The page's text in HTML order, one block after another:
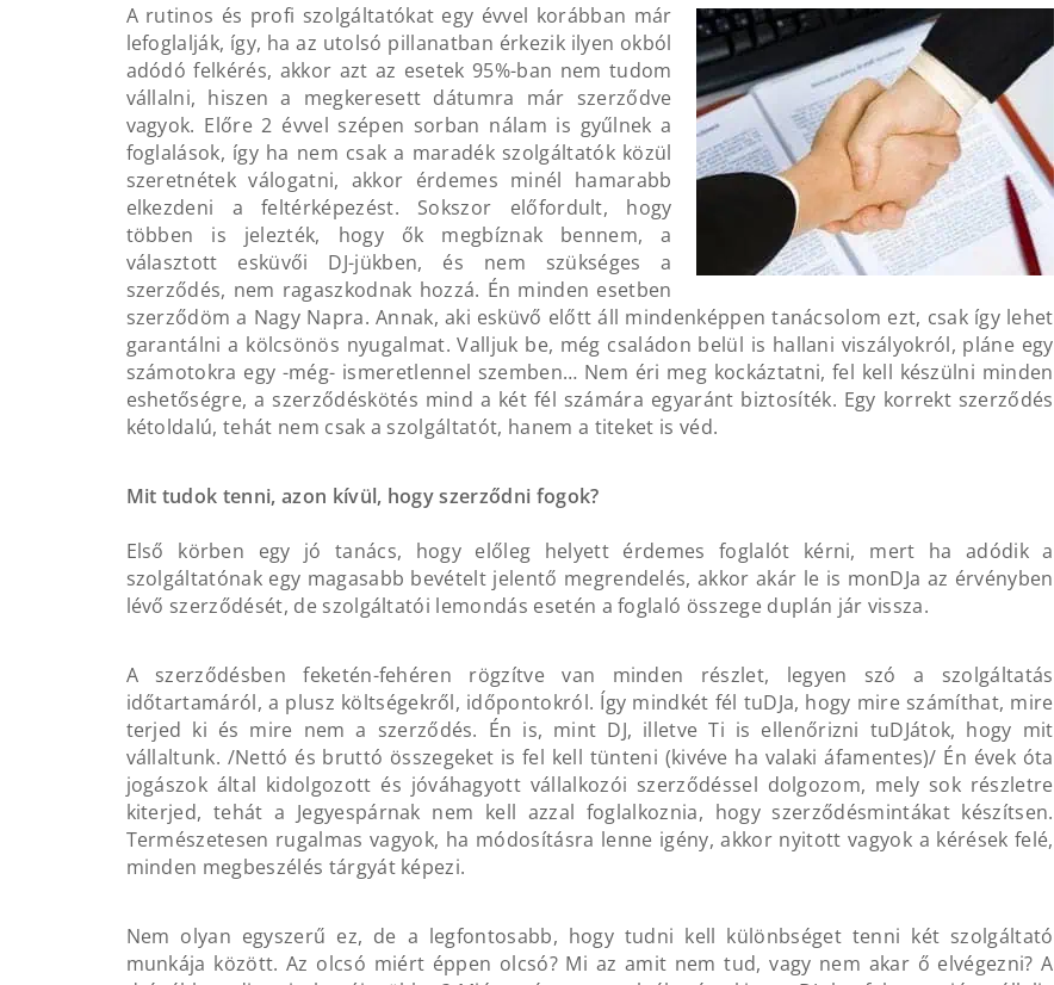
A rutinos és profi szolgáltatókat egy évvel korábban már
lefoglalják, így, ha az utolsó pillanatban érkezik ilyen okból
adódó felkérés, akkor azt az esetek 95%-ban nem tudom
vállalni, hiszen a megkeresett dátumra már szerződve
vagyok. Előre 2 évvel szépen sorban nálam is gyűlnek a
foglalások, így ha nem csak a maradék szolgáltatók közül
szeretnétek válogatni, akkor érdemes minél hamarabb
elkezdeni a feltérképezést. Sokszor előfordult, hogy
többen is jelezték, hogy ők megbíznak bennem, a
választott esküvői DJ-jükben, és nem szükséges a
szerződés, nem ragaszkodnak hozzá. Én minden esetben
szerződöm a Nagy Napra. Annak, aki esküvő előtt áll mindenképpen tanácsolom ezt, csak így lehet
garantálni a kölcsönös nyugalmat. Valljuk be, még családon belül is hallani viszályokról, pláne egy
számotokra egy -még- ismeretlennel szemben… Nem éri meg kockáztatni, fel kell készülni minden
eshetőségre, a szerződéskötés mind a két fél számára egyaránt biztosíték. Egy korrekt szerződés
kétoldalú, tehát nem csak a szolgáltatót, hanem a titeket is véd.
Mit tudok tenni, azon kívül, hogy szerződni fogok?
Első körben egy jó tanács, hogy előleg helyett érdemes foglalót kérni, mert ha adódik a
szolgáltatónak egy magasabb bevételt jelentő megrendelés, akkor akár le is monDJa az érvényben
lévő szerződését, de szolgáltatói lemondás esetén a foglaló összege duplán jár vissza.
A szerződésben feketén-fehéren rögzítve van minden részlet, legyen szó a szolgáltatás
időtartamáról, a plusz költségekről, időpontokról. Így mindkét fél tuDJa, hogy mire számíthat, mire
terjed ki és mire nem a szerződés. Én is, mint DJ, illetve Ti is ellenőrizni tuDJátok, hogy mit
vállaltunk. /Nettó és bruttó összegeket is fel kell tünteni (kivéve ha valaki áfamentes)/ Én évek óta
jogászok által kidolgozott és jóváhagyott vállalkozói szerződéssel dolgozom, mely sok részletre
kiterjed, tehát a Jegyespárnak nem kell azzal foglalkoznia, hogy szerződésmintákat készítsen.
Természetesen rugalmas vagyok, ha módosításra lenne igény, akkor nyitott vagyok a kérések felé,
minden megbeszélés tárgyát képezi.
Nem olyan egyszerű ez, de a legfontosabb, hogy tudni kell különbséget tenni két szolgáltató
munkája között. Az olcsó miért éppen olcsó? Mi az amit nem tud, vagy nem akar ő elvégezni? A